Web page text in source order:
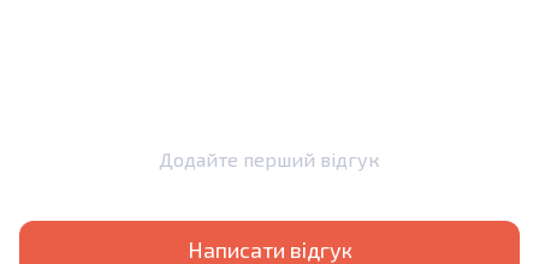
Додайте перший відгук
Написати відгук